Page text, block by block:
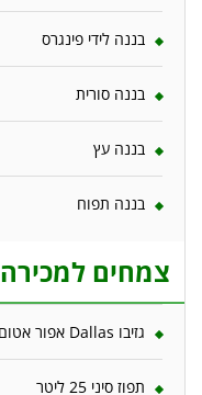
בננה לידי פינגרס
בננה סורית
בננה עץ
בננה תפוח
צמחים למכירה
גזיבו Dallas אפור אטום 3.6X4.9 מבית פלרם – Canopia
תפוז סיני 25 ליטר